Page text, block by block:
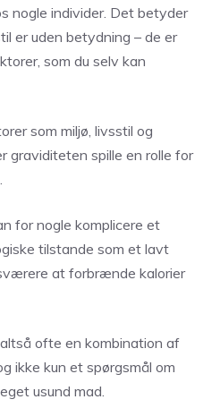
nogle individer. Det betyder
er uden betydning – de er
som du selv kan
som miljø, livsstil og
graviditeten spille en rolle for
for nogle komplicere et
tilstande som et lavt
at forbrænde kalorier
ofte en kombination af
ikke kun et spørgsmål om
usund mad.